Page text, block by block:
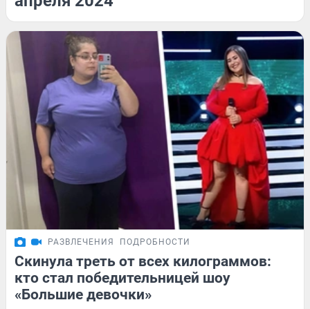
РАЗВЛЕЧЕНИЯ ПОДРОБНОСТИ
Скинула треть от всех килограммов:
кто стал победительницей шоу
«Большие девочки»